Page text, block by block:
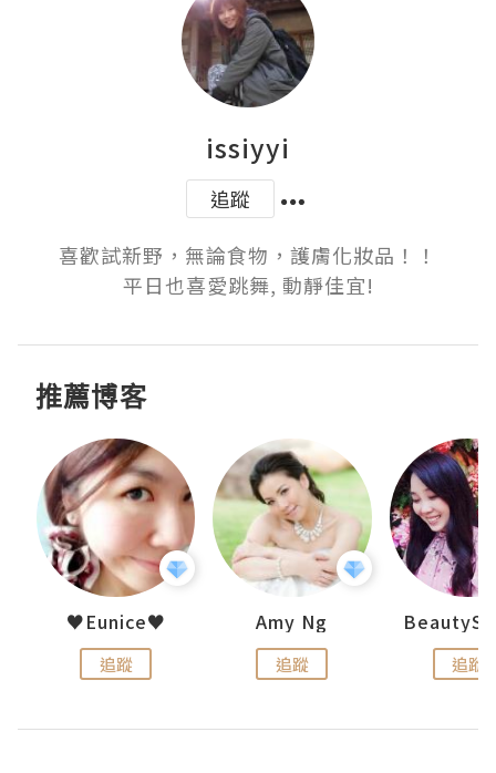
issiyyi
追蹤
喜歡試新野，無論食物，護膚化妝品！！
平日也喜愛跳舞, 動靜佳宜!
推薦博客
♥Eunice♥
追蹤
Amy Ng
追蹤 追蹤